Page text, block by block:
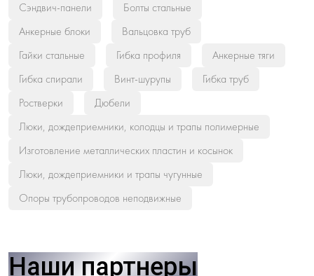
Сэндвич-панели
Болты стальные
Анкерные блоки
Вальцовка труб
Гайки стальные
Гибка профиля
Анкерные тяги
Гибка спирали
Винт-шурупы
Гибка труб
Ростверки
Дюбели
Люки, дождеприемники, колодцы и трапы полимерные
Изготовление металлических пластин и косынок
Люки, дождеприемники и трапы чугунные
Опоры трубопроводов неподвижные
Наши партнеры